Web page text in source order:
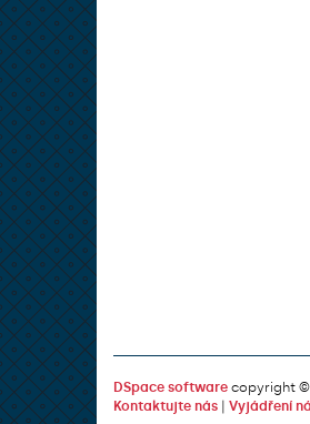
DSpace software copyright ©
Kontaktujte nás
Vyjádření